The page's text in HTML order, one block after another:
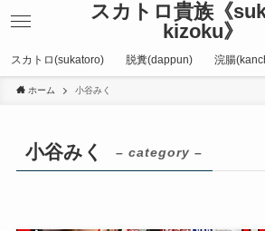
スカトロ貴族《
kizoku》
スカトロ(sukatoro) 脱糞(dappun) 浣腸
ホーム 小谷みく
小谷みく – category –